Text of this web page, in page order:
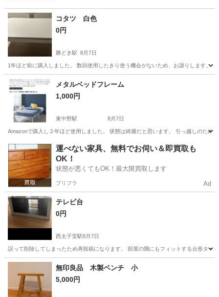
コタツ 白色
0円
勝どき駅 8月7日
1年ほど前に購入しました。 数回使用したきり使う機会がないため、お譲りします。
東京 中央区 勝どき駅 テーブル
メタルベッドフレーム
1,000円
東中野駅 8月7日
Amazonで購入し２年ほど使用しました。 状態は綺麗だと思います。 引っ越しのため
東京 中野区 東中野駅 ベッド Amazon
運べない家具、無料でお伺い＆即買取も
OK！
状態が悪くてもOK！最大限買取します
プリフラ Ad
テレビ台
0円
西太子堂駅8月7日
誤って削除してしまったため再投稿になります。 部屋の隅にもフィットする台形タ
東京 世田谷区 西太子堂駅 収納家具
無印良品 木製ベンチ 小
5,000円